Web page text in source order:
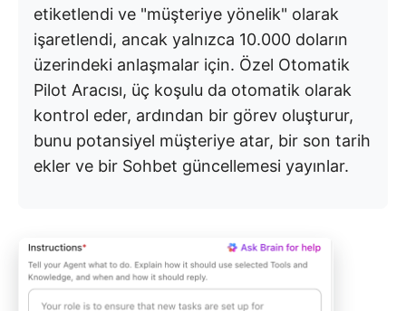
etiketlendi ve "müşteriye yönelik" olarak
işaretlendi, ancak yalnızca 10.000 doların
üzerindeki anlaşmalar için. Özel Otomatik
Pilot Aracısı, üç koşulu da otomatik olarak
kontrol eder, ardından bir görev oluşturur,
bunu potansiyel müşteriye atar, bir son tarih
ekler ve bir Sohbet güncellemesi yayınlar.